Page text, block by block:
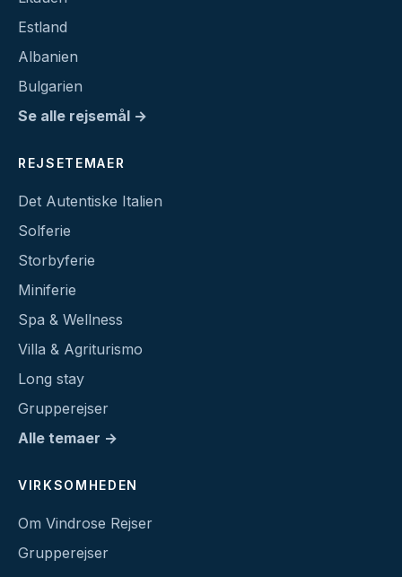
Estland
Albanien
Bulgarien
Se alle rejsemål →
REJSETEMAER
Det Autentiske Italien
Solferie
Storbyferie
Miniferie
Spa & Wellness
Villa & Agriturismo
Long stay
Grupperejser
Alle temaer →
VIRKSOMHEDEN
Om Vindrose Rejser
Grupperejser